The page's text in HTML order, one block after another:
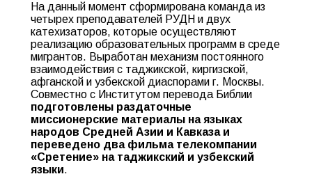
На данный момент сформирована команда из
четырех преподавателей РУДН и двух
катехизаторов, которые осуществляют
реализацию образовательных программ в среде
мигрантов. Выработан механизм постоянного
взаимодействия с таджикской, киргизской,
афганской и узбекской диаспорами г. Москвы.
Совместно с Институтом перевода Библии
подготовлены раздаточные
миссионерские материалы на языках
народов Средней Азии и Кавказа и
переведено два фильма телекомпании
«Сретение» на таджикский и узбекский
языки.